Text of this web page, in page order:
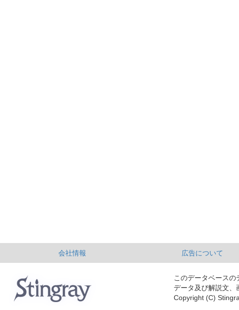
会社情報 広告について
このデータベースの
データ及び解説文、
Copyright (C)